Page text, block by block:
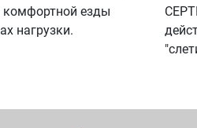
комфортной езды
нагрузки.